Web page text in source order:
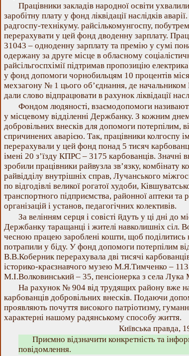
Працівники закладів народної освіти
заробітну плату у фонд ліквідації наслідків
радгоспу-технікуму. райсількомунгоспу,
перерахувати у цей фонд дводенну зарплату.
31043 – одноденну зарплату та премію у сумі
одержану за друге місце в обласному
райсільгоспхімії підтримав пропозицію
у фонд допомоги чорнобильцям 10 процентів
мехзагону № 1 цього об’єднання, де
дали слово відпрацювати в рахунок ліквідації
Фондом людяності, взаємодопомоги
у місцевому відділенні Держбанку. З кожним
добровільних внесків для допомоги потерпілим,
спричинених аварією. Так, працівники колгоспу
перерахували у цей фонд понад 5 тисяч
імені 20 з’їзду КПРС – 3175 карбованців.
зробили працівники райвузла зв’язку, комбінату
райвідділу внутрішніх справ, Лучанського
по відгодівлі великої рогатої худоби,
транспортного підприємства, районної аптеки та
організацій і установ, педагогічних колективів.
За велінням серця і совісті йдуть у ці дні до
Держбанку таращанці і жителі навколишніх сіл.
чесною працею зароблені кошти, щоб поділитись
потрапили у біду. У фонд допомоги потерпілим
В.В.Коберник перерахувала дві тисячі
історико-краєзнавчого музею М.Я.Тимченко –
М.І.Волковинський – 35, пенсіонерка з села
На рахунок № 904 від трудящих району вже
карбованців добровільних внесків. Подаючи
проявляють почуття високого патріотизму,
характерні нашому радянському способу життя.
Київська правда,
Приємно відзначити конкретність та
повідомлення.